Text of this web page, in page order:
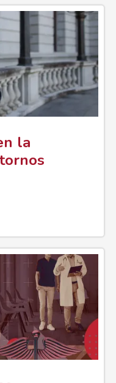
la